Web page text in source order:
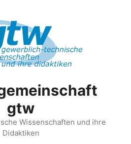
gtw
Wissenschaften und ihre
Didaktiken